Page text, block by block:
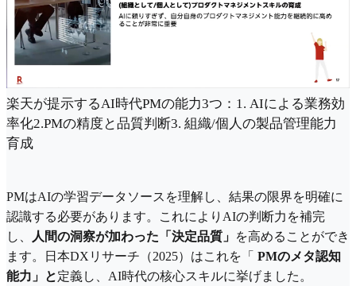
楽天が提示するAI時代PMの能力3つ：1. AIによる業務効
率化2.PMの精度と品質判断3. 組織/個人の製品管理能力
育成
PMはAIの学習データソースを理解し、結果の限界を明確に
認識する必要があります。これによりAIの判断力を補完
し、
人間の洞察が加わった「決定品質」 を高めることができ
ます。日本DXリサーチ（2025）はこれを「 PMのメタ認知
能力」と定義し、AI時代の核心スキルに挙げました。